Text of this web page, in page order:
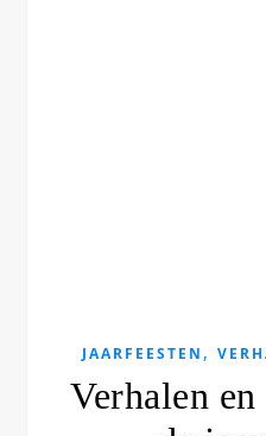
JAARFEESTEN ,
Verhalen